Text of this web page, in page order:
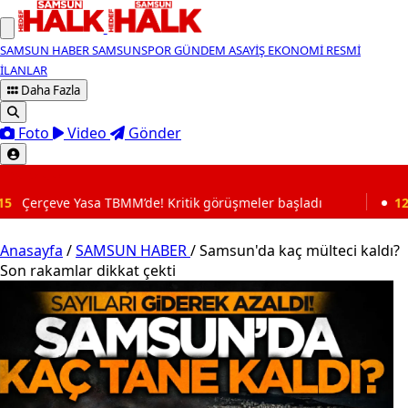
SAMSUN HABERSAMSUNSPORGÜNDEM ASAYİŞ EKONOMİ RESMİ
İLANLAR
Daha Fazla
Foto Video Gönder
Kritik görüşmeler başladı 12:59 Samsun'daki o yolda
Anasayfa /SAMSUN HABER/Samsun'da kaç mülteci kaldı?
Son rakamlar dikkat çekti